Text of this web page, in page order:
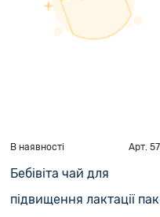
В наявності Арт.
Бебівіта чай для
підвищення лактації